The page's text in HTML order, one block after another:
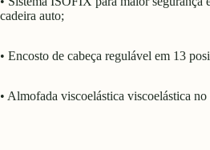
cadeira auto;
• Encosto de cabeça regulável em 13
• Almofada viscoelástica viscoelástica no